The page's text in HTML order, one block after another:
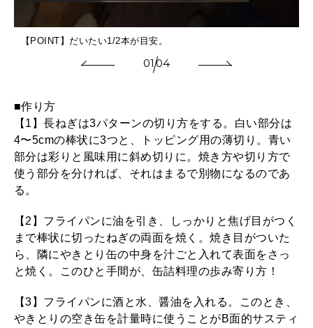
【POINT】だいたい1/2本が目安。
0104
■作り方
【1】長ねぎは3パターンの切り方をする。白い部分は
4〜5cmの棒状に3つと、トッピング用の薄切り。青い
部分は彩りと風味用に斜め切りに。焼き方や切り方で
使う部分を分ければ、それはまるで別物になるのであ
る。
【2】フライパンに油を引き、しっかりと焦げ目がつく
まで棒状に切ったねぎの両面を焼く。焼き目がついた
ら、隣にやきとり缶の中身を汁ごと入れて表面をさっ
と焼く。このひと手間が、缶詰料理の歩み寄り方！
【3】フライパンに酒と水、醤油を入れる。このとき、
やきとりの空き缶を計量時に使うことがB面的サスティ